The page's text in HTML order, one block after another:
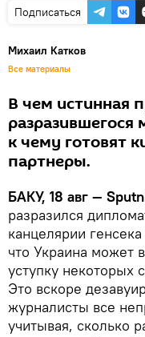
Подписаться
Михаил Катков
Все материалы
В чем истинная
к чему готовят
партнеры.
БАКУ, 18 авг —
разразился
канцелярии
что Украина может
уступку некоторых
Это вскоре
журналисты все
учитывая, сколько